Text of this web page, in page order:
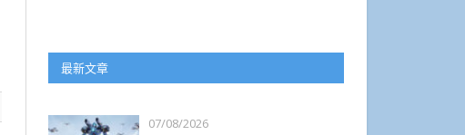
最新文章
07/08/2026